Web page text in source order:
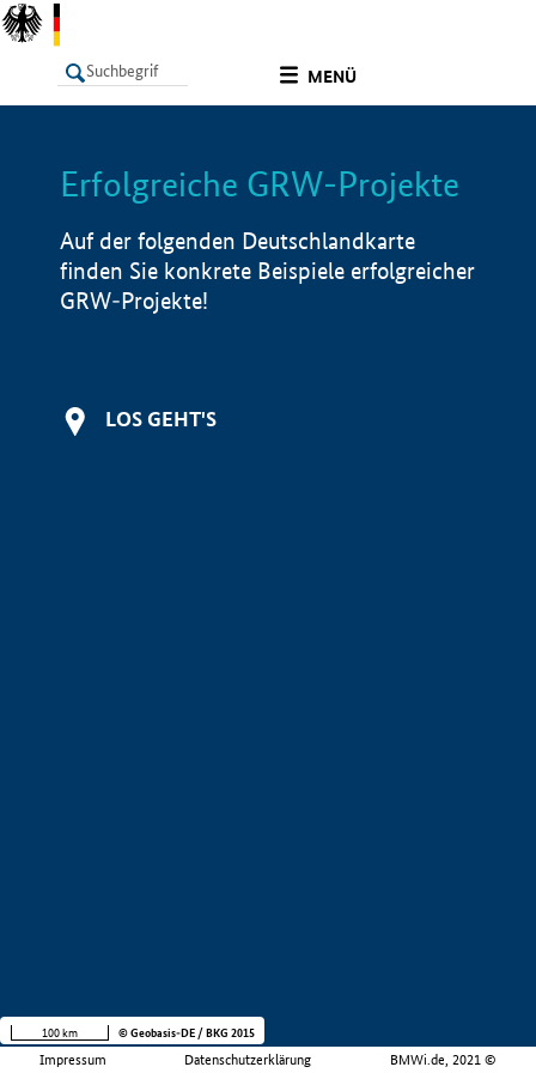
MENÜ
LISTE Info
Erfolgreiche GRW-Projekte
Auf der folgenden Deutschlandkarte
finden Sie konkrete Beispiele erfolgreicher
GRW-Projekte!
LOS GEHT'S
Impressum Datenschutzerklärung BMWi.de, 2021 ©
100 km © Geobasis-DE / BKG 2015